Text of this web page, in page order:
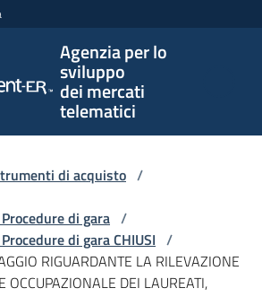
Agenzia per lo
sviluppo
dei mercati
telematici
lo
sviluppo
di acquisto /
di gara /
di gara CHIUSI /
RIGUARDANTE LA RILEVAZIONE
OCCUPAZIONALE DEI LAUREATI,